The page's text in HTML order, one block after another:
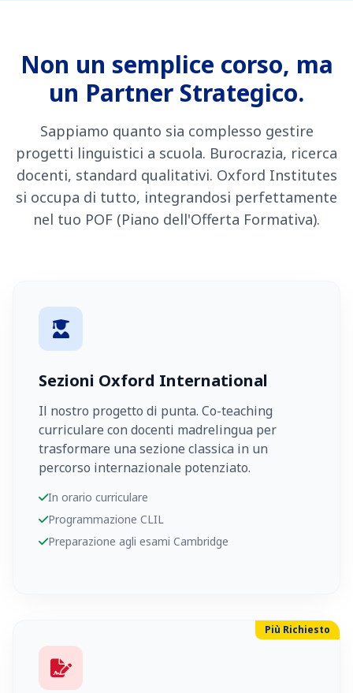
Non un semplice corso, ma
un Partner Strategico.
Sappiamo quanto sia complesso gestire
progetti linguistici a scuola. Burocrazia, ricerca
docenti, standard qualitativi. Oxford Institutes
si occupa di tutto, integrandosi perfettamente
nel tuo POF (Piano dell'Offerta Formativa).
Sezioni Oxford International
Il nostro progetto di punta. Co-teaching
curriculare con docenti madrelingua per
trasformare una sezione classica in un
percorso internazionale potenziato.
In orario curriculare
Programmazione CLIL
Preparazione agli esami Cambridge
Più Richiesto